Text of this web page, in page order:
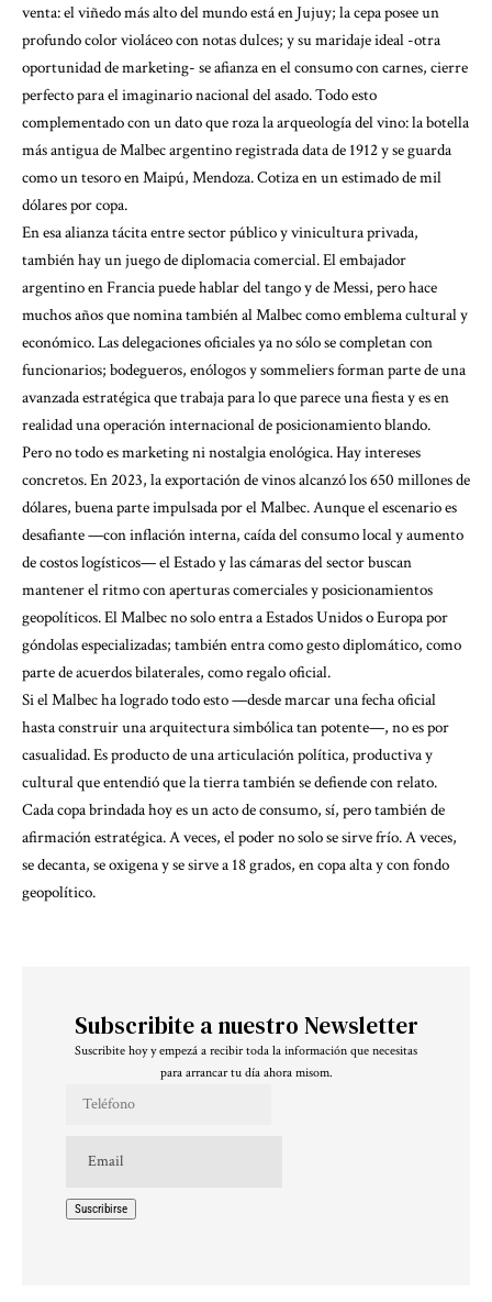
venta: el viñedo más alto del mundo está en Jujuy; la cepa posee un
profundo color violáceo con notas dulces; y su maridaje ideal -otra
oportunidad de marketing- se afianza en el consumo con carnes, cierre
perfecto para el imaginario nacional del asado. Todo esto
complementado con un dato que roza la arqueología del vino: la botella
más antigua de Malbec argentino registrada data de 1912 y se guarda
como un tesoro en Maipú, Mendoza. Cotiza en un estimado de mil
dólares por copa.
En esa alianza tácita entre sector público y vinicultura privada,
también hay un juego de diplomacia comercial. El embajador
argentino en Francia puede hablar del tango y de Messi, pero hace
muchos años que nomina también al Malbec como emblema cultural y
económico. Las delegaciones oficiales ya no sólo se completan con
funcionarios; bodegueros, enólogos y sommeliers forman parte de una
avanzada estratégica que trabaja para lo que parece una fiesta y es en
realidad una operación internacional de posicionamiento blando.
Pero no todo es marketing ni nostalgia enológica. Hay intereses
concretos. En 2023, la exportación de vinos alcanzó los 650 millones de
dólares, buena parte impulsada por el Malbec. Aunque el escenario es
desafiante —con inflación interna, caída del consumo local y aumento
de costos logísticos— el Estado y las cámaras del sector buscan
mantener el ritmo con aperturas comerciales y posicionamientos
geopolíticos. El Malbec no solo entra a Estados Unidos o Europa por
góndolas especializadas; también entra como gesto diplomático, como
parte de acuerdos bilaterales, como regalo oficial.
Si el Malbec ha logrado todo esto —desde marcar una fecha oficial
hasta construir una arquitectura simbólica tan potente—, no es por
casualidad. Es producto de una articulación política, productiva y
cultural que entendió que la tierra también se defiende con relato.
Cada copa brindada hoy es un acto de consumo, sí, pero también de
afirmación estratégica. A veces, el poder no solo se sirve frío. A veces,
se decanta, se oxigena y se sirve a 18 grados, en copa alta y con fondo
geopolítico.
Subscribite a nuestro Newsletter
Suscribite hoy y empezá a recibir toda la información que necesitas
para arrancar tu día ahora misom.